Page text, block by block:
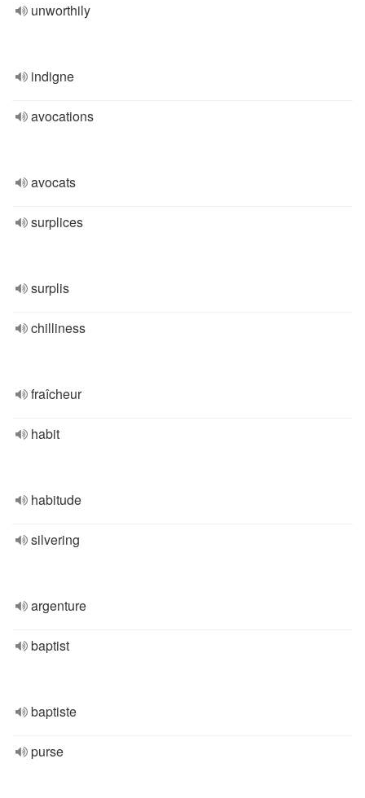
unworthily
indigne
avocations
avocats
surplices
surplis
chilliness
fraîcheur
habit
habitude
silvering
argenture
baptist
baptiste
purse